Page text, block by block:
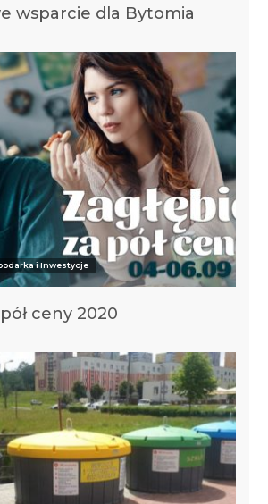
wsparcie dla Bytomia
i Inwestycje
ceny 2020